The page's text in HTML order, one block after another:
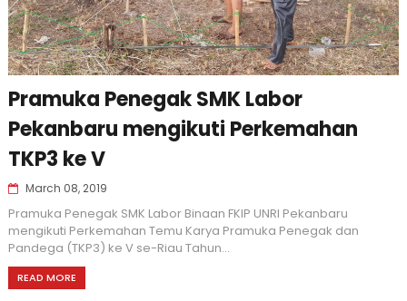
Pramuka Penegak SMK Labor
Pekanbaru mengikuti Perkemahan
TKP3 ke V
March 08, 2019
Pramuka Penegak SMK Labor Binaan FKIP UNRI Pekanbaru
mengikuti Perkemahan Temu Karya Pramuka Penegak dan
Pandega (TKP3) ke V se-Riau Tahun...
READ MORE